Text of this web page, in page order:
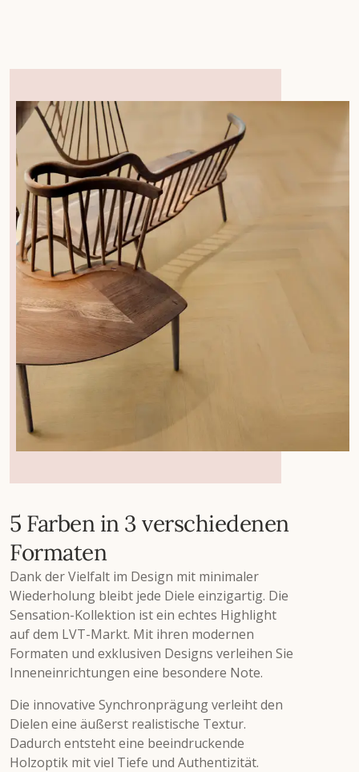
5 Farben in 3 verschiedenen
Formaten
Dank der Vielfalt im Design mit minimaler
Wiederholung bleibt jede Diele einzigartig. Die
Sensation-Kollektion ist ein echtes Highlight
auf dem LVT-Markt. Mit ihren modernen
Formaten und exklusiven Designs verleihen Sie
Inneneinrichtungen eine besondere Note.
Die innovative Synchronprägung verleiht den
Dielen eine äußerst realistische Textur.
Dadurch entsteht eine beeindruckende
Holzoptik mit viel Tiefe und Authentizität.